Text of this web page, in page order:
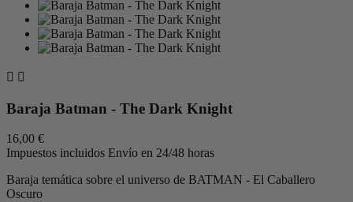
 
Baraja Batman - The Dark Knight
16,00 €
Impuestos incluidos Envío en 24/48 horas
Baraja temática sobre el universo de BATMAN - El Caballero
Oscuro